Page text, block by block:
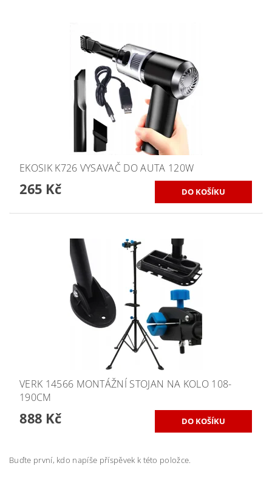
EKOSIK K726 VYSAVAČ DO AUTA 120W
265 Kč
VERK 14566 MONTÁŽNÍ STOJAN NA KOLO 108-
190CM
888 Kč
Buďte první, kdo napíše příspěvek k této položce.